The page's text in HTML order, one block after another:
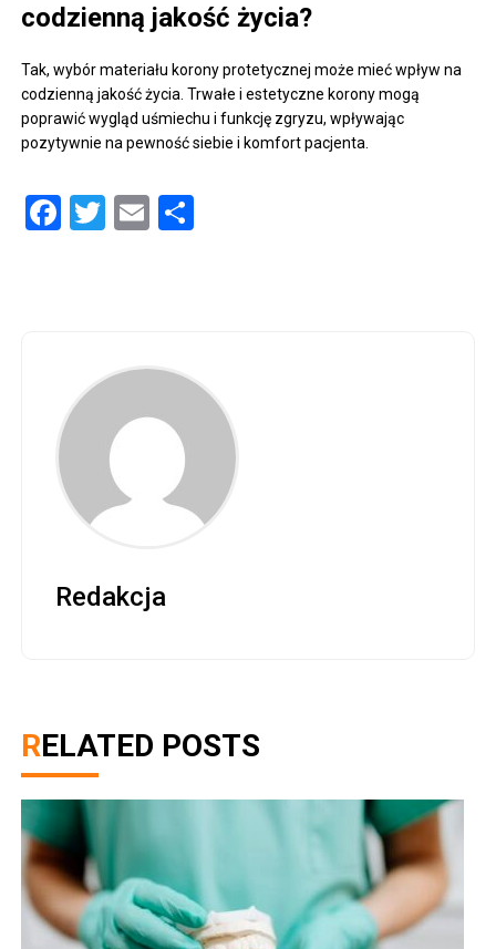
codzienną jakość życia?
Tak, wybór materiału korony protetycznej może mieć wpływ na
codzienną jakość życia. Trwałe i estetyczne korony mogą
poprawić wygląd uśmiechu i funkcję zgryzu, wpływając
pozytywnie na pewność siebie i komfort pacjenta.
Facebook
Twitter
Email
Redakcja
RELATED POSTS